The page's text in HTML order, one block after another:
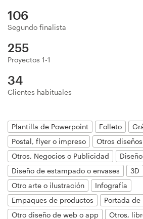
106
Segundo finalista
255
Proyectos 1-1
34
Clientes habituales
Plantilla de Powerpoint Folleto
Postal, flyer o impreso
Otros diseños
Otros, Negocios o Publicidad
Diseño de estampado o envases
3D
Otro arte o ilustración
Infografía
Empaques de productos
Portada de
Otro diseño de web o app
Otros,
Tarjeta de presentación
Diseño de páginas web
Guía de la marca
Soporte
+49 30 568 376 73
Centro de ayuda